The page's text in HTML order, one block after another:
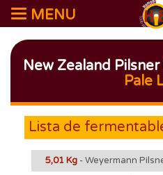
MENU
New Zealand Pilsner
Pale
Lista de
5,01 Kg - Weyermann